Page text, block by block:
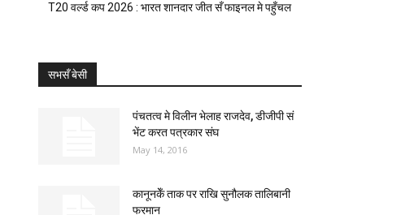
T20 वर्ल्ड कप 2026 : भारत शानदार जीत सँ फाइनल मे पहुँचल
सभसँ बेसी
पंचतत्व मे विलीन भेलाह राजदेव, डीजीपी सं
भेंट करत पत्रकार संघ
May 14, 2016
कानूनकेँ ताक पर राखि सुनौलक तालिबानी
फरमान